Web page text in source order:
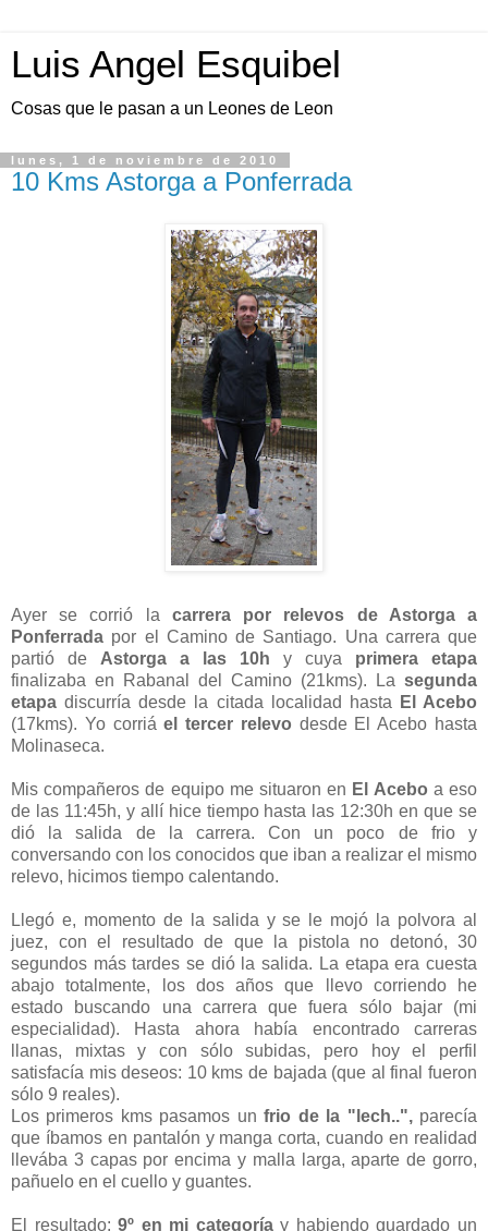
Luis Angel Esquibel
Cosas que le pasan a un Leones de Leon
lunes, 1 de noviembre de 2010
10 Kms Astorga a Ponferrada
Ayer se corrió la carrera por relevos de Astorga a
Ponferrada por el Camino de Santiago. Una carrera que
partió de Astorga a las 10h y cuya primera etapa
finalizaba en Rabanal del Camino (21kms). La segunda
etapa discurría desde la citada localidad hasta
El Acebo
(17kms). Yo corriáel tercer relevo desde El Acebo hasta
Molinaseca.
Mis compañeros de equipo me situaron en El Acebo a eso
de las 11:45h, y allí hice tiempo hasta las 12:30h en que se
dió la salida de la carrera. Con un poco de frio y
conversando con los conocidos que iban a realizar el mismo
relevo, hicimos tiempo calentando.
Llegó e, momento de la salida y se le mojó la polvora al
juez, con el resultado de que la pistola no detonó, 30
segundos más tardes se dió la salida. La etapa era cuesta
abajo totalmente, los dos años que llevo corriendo he
estado buscando una carrera que fuera sólo bajar (mi
especialidad). Hasta ahora había encontrado carreras
llanas, mixtas y con sólo subidas, pero hoy el perfil
satisfacía mis deseos: 10 kms de bajada (que al final fueron
sólo 9 reales).
Los primeros kms pasamos unfrio de la "lech..",parecía
que íbamos en pantalón y manga corta, cuando en realidad
llevába 3 capas por encima y malla larga, aparte de gorro,
pañuelo en el cuello y guantes.
El resultado:9º en mi categoríay habiendo guardado un